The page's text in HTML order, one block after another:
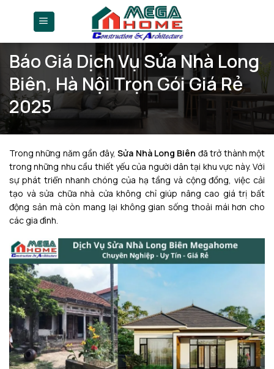
Báo Giá Dịch Vụ Sửa Nhà Long
Biên, Hà Nội Trọn Gói Giá Rẻ
2025
Trong những năm gần đây,Sửa Nhà Long Biên đã trở thành một
trong những nhu cầu thiết yếu của người dân tại khu vực này. Với
sự phát triển nhanh chóng của hạ tầng và cộng đồng, việc cải
tạo và sửa chữa nhà cửa không chỉ giúp nâng cao giá trị bất
động sản mà còn mang lại không gian sống thoải mái hơn cho
các gia đình.